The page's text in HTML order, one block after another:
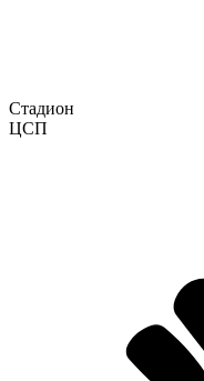
Стадион
ЦСП